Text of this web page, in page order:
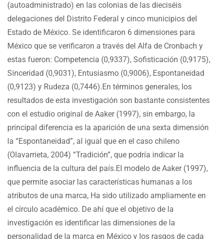
(autoadministrado) en las colonias de las dieciséis
delegaciones del Distrito Federal y cinco municipios del
Estado de México. Se identificaron 6 dimensiones para
México que se verificaron a través del Alfa de Cronbach y
estas fueron: Competencia (0,9337), Sofisticación (0,9175),
Sinceridad (0,9031), Entusiasmo (0,9006), Espontaneidad
(0,9123) y Rudeza (0,7446).En términos generales, los
resultados de esta investigación son bastante consistentes
con el estudio original de Aaker (1997), sin embargo, la
principal diferencia es la aparición de una sexta dimensión
la “Espontaneidad”, al igual que en el caso chileno
(Olavarrieta, 2004) “Tradición”, que podría indicar la
influencia de la cultura del país.El modelo de Aaker (1997),
que permite asociar las características humanas a los
atributos de una marca, Ha sido utilizado ampliamente en
el círculo académico. De ahí que el objetivo de la
investigación es identificar las dimensiones de la
personalidad de la marca en México y los rasgos de cada